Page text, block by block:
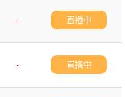
-
直播中
-
直播中